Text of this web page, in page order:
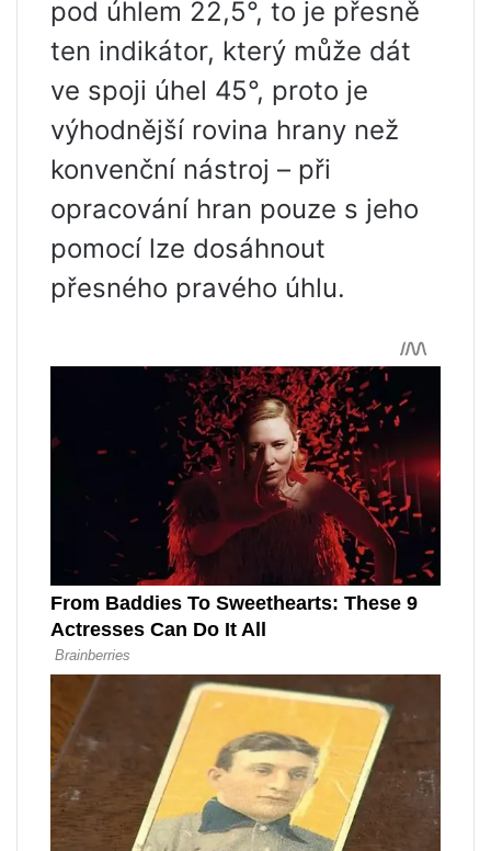
pod úhlem 22,5°, to je přesně
ten indikátor, který může dát
ve spoji úhel 45°, proto je
výhodnější rovina hrany než
konvenční nástroj – při
opracování hran pouze s jeho
pomocí lze dosáhnout
přesného pravého úhlu.